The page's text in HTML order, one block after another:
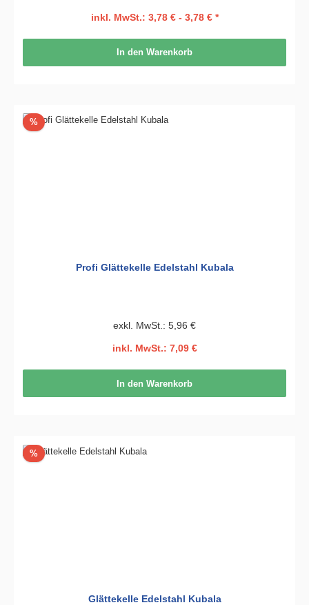
inkl. MwSt.: 3,78 € - 3,78 € *
In den Warenkorb
%Rabatt
Profi Glättekelle Edelstahl Kubala
exkl. MwSt.: 5,96 €
inkl. MwSt.: 7,09 €
In den Warenkorb
%Rabatt
Glättekelle Edelstahl Kubala